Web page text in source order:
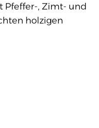
Pfeffer-, Zimt- und
holzigen